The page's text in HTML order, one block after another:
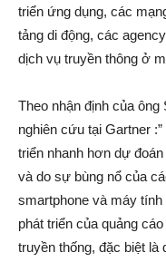
triển ứng dụng, các
tảng di động, các
dịch vụ truyền thông ở
Theo nhận định của ông
nghiên cứu tại Gartner
triển nhanh hơn dự
và do sự bùng nổ của
smartphone và máy tính
phát triển của quảng
truyền thống, đặc biệt là